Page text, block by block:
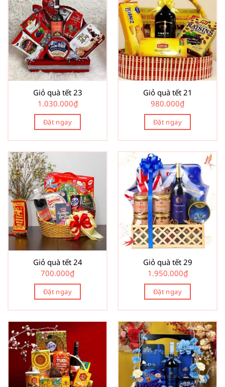
Giỏ quà tết 23
1.030.000₫
Đặt ngay
Giỏ quà tết 21
980.000₫
Đặt ngay
Giỏ quà tết 24
700.000₫
Đặt ngay
Giỏ quà tết 29
1.950.000₫
Đặt ngay